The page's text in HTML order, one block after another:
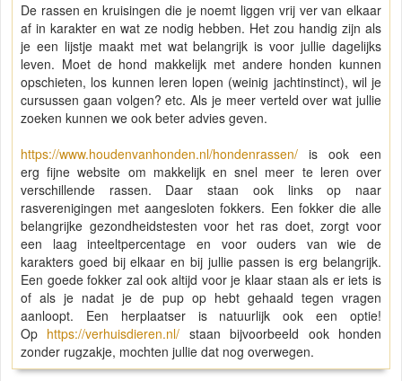
De rassen en kruisingen die je noemt liggen vrij ver van elkaar
af in karakter en wat ze nodig hebben. Het zou handig zijn als
je een lijstje maakt met wat belangrijk is voor jullie dagelijks
leven. Moet de hond makkelijk met andere honden kunnen
opschieten, los kunnen leren lopen (weinig jachtinstinct), wil je
cursussen gaan volgen? etc. Als je meer verteld over wat jullie
zoeken kunnen we ook beter advies geven.
https://www.houdenvanhonden.nl/hondenrassen/ is ook een
erg fijne website om makkelijk en snel meer te leren over
verschillende rassen. Daar staan ook links op naar
rasverenigingen met aangesloten fokkers. Een fokker die alle
belangrijke gezondheidstesten voor het ras doet, zorgt voor
een laag inteeltpercentage en voor ouders van wie de
karakters goed bij elkaar en bij jullie passen is erg belangrijk.
Een goede fokker zal ook altijd voor je klaar staan als er iets is
of als je nadat je de pup op hebt gehaald tegen vragen
aanloopt. Een herplaatser is natuurlijk ook een optie!
Op https://verhuisdieren.nl/ staan bijvoorbeeld ook honden
zonder rugzakje, mochten jullie dat nog overwegen.